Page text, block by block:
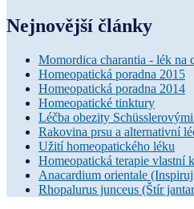
Nejnovější články
Momordica charantia - lék na
Homeopatická poradna 2015
Homeopatická poradna 2014
Homeopatické tinktury
Léčba obezity
Rakovina prsu a alternativní
Užití homeopatického léku
Homeopatická terapie vlastní
Anacardium orientale
Rhopalurus junceus (Štír